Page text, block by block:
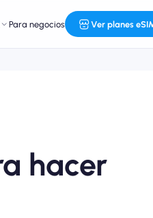
Para negocios Ver planes
hacer